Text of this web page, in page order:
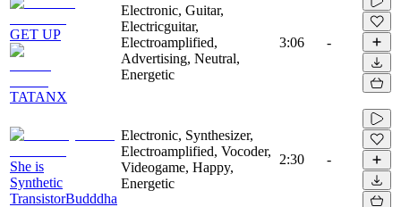
GET UP
TATANX
Electronic, Guitar,
Electricguitar,
Electroamplified,
Advertising, Neutral,
Energetic
3:06 -
She is
Synthetic
TransistorBudddha
Electronic, Synthesizer,
Electroamplified, Vocoder,
Videogame, Happy,
Energetic
2:30 -